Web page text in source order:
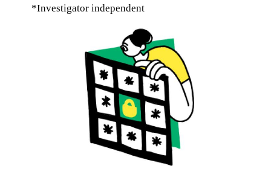
*Investigator independent